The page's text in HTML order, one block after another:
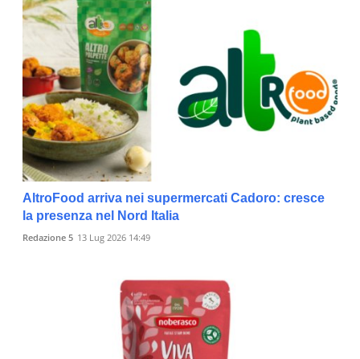
AltroFood arriva nei supermercati Cadoro: cresce
la presenza nel Nord Italia
Redazione 5 13 Lug 2026 14:49